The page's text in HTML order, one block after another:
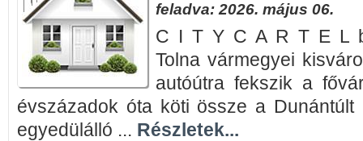
feladva: 2026. május 06.
C I T Y C A R T E L
Tolna vármegyei
autóútra fekszik a
évszázadok óta köti össze a Dunántúlt
egyedülálló ... Részletek...